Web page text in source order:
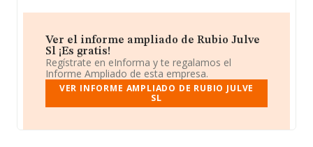
Ver el informe ampliado de Rubio Julve
Sl ¡Es gratis!
Regístrate en eInforma y te regalamos el
Informe Ampliado de esta empresa.
VER INFORME AMPLIADO DE RUBIO JULVE
SL